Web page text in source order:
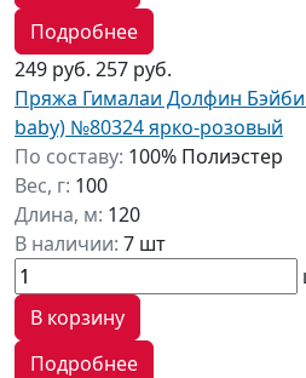
Подробнее
249 руб. 257 руб.
Пряжа Гималаи Долфин
baby) №80324 ярко-розовый
По составу: 100% Полиэстер
Вес, г: 100
Длина, м: 120
В наличии: 7 шт
В корзину
Подробнее